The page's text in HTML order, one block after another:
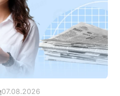
07.08.2026